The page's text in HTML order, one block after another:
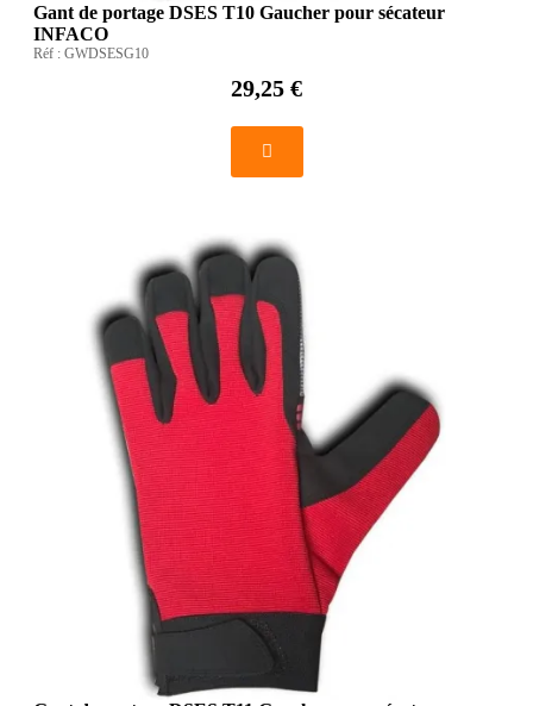
Gant de portage DSES T10 Gaucher pour sécateur
INFACO
Réf : GWDSESG10
29,25 €